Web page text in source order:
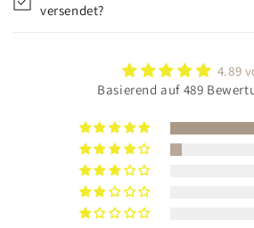
versendet?
4.89
Basierend auf 489